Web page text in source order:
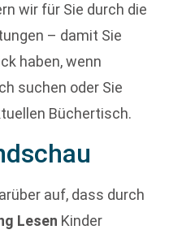
wir für Sie durch die
– damit Sie
haben, wenn
suchen oder Sie
Büchertisch.
auf, dass durch
Lesen Kinder